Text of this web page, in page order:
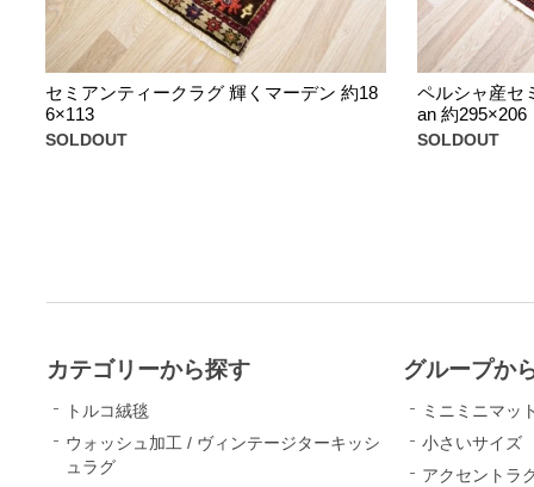
セミアンティークラグ 輝くマーデン 約18
6×113
SOLDOUT
ペルシャ産セ
an 約295×206
SOLDOUT
カテゴリーから探す
トルコ絨毯
ウォッシュ加工 / ヴィンテージターキッシ
ュラグ
グループか
ミニミニマッ
小さいサイズ
アクセントラ